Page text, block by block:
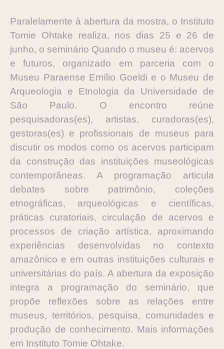
Paralelamente à abertura da mostra, o Instituto
Tomie Ohtake realiza, nos dias 25 e 26 de
junho, o seminário Quando o museu é: acervos
e futuros, organizado em parceria com o
Museu Paraense Emílio Goeldi e o Museu de
Arqueologia e Etnologia da Universidade de
São Paulo. O encontro reúne
pesquisadoras(es), artistas, curadoras(es),
gestoras(es) e profissionais de museus para
discutir os modos como os acervos participam
da construção das instituições museológicas
contemporâneas. A programação articula
debates sobre patrimônio, coleções
etnográficas, arqueológicas e científicas,
práticas curatoriais, circulação de acervos e
processos de criação artística, aproximando
experiências desenvolvidas no contexto
amazônico e em outras instituições culturais e
universitárias do país. A abertura da exposição
integra a programação do seminário, que
propõe reflexões sobre as relações entre
museus, territórios, pesquisa, comunidades e
produção de conhecimento. Mais informações
em Instituto Tomie Ohtake.